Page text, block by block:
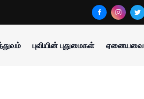
புவியின் புதுமைகள் ஏனையவை